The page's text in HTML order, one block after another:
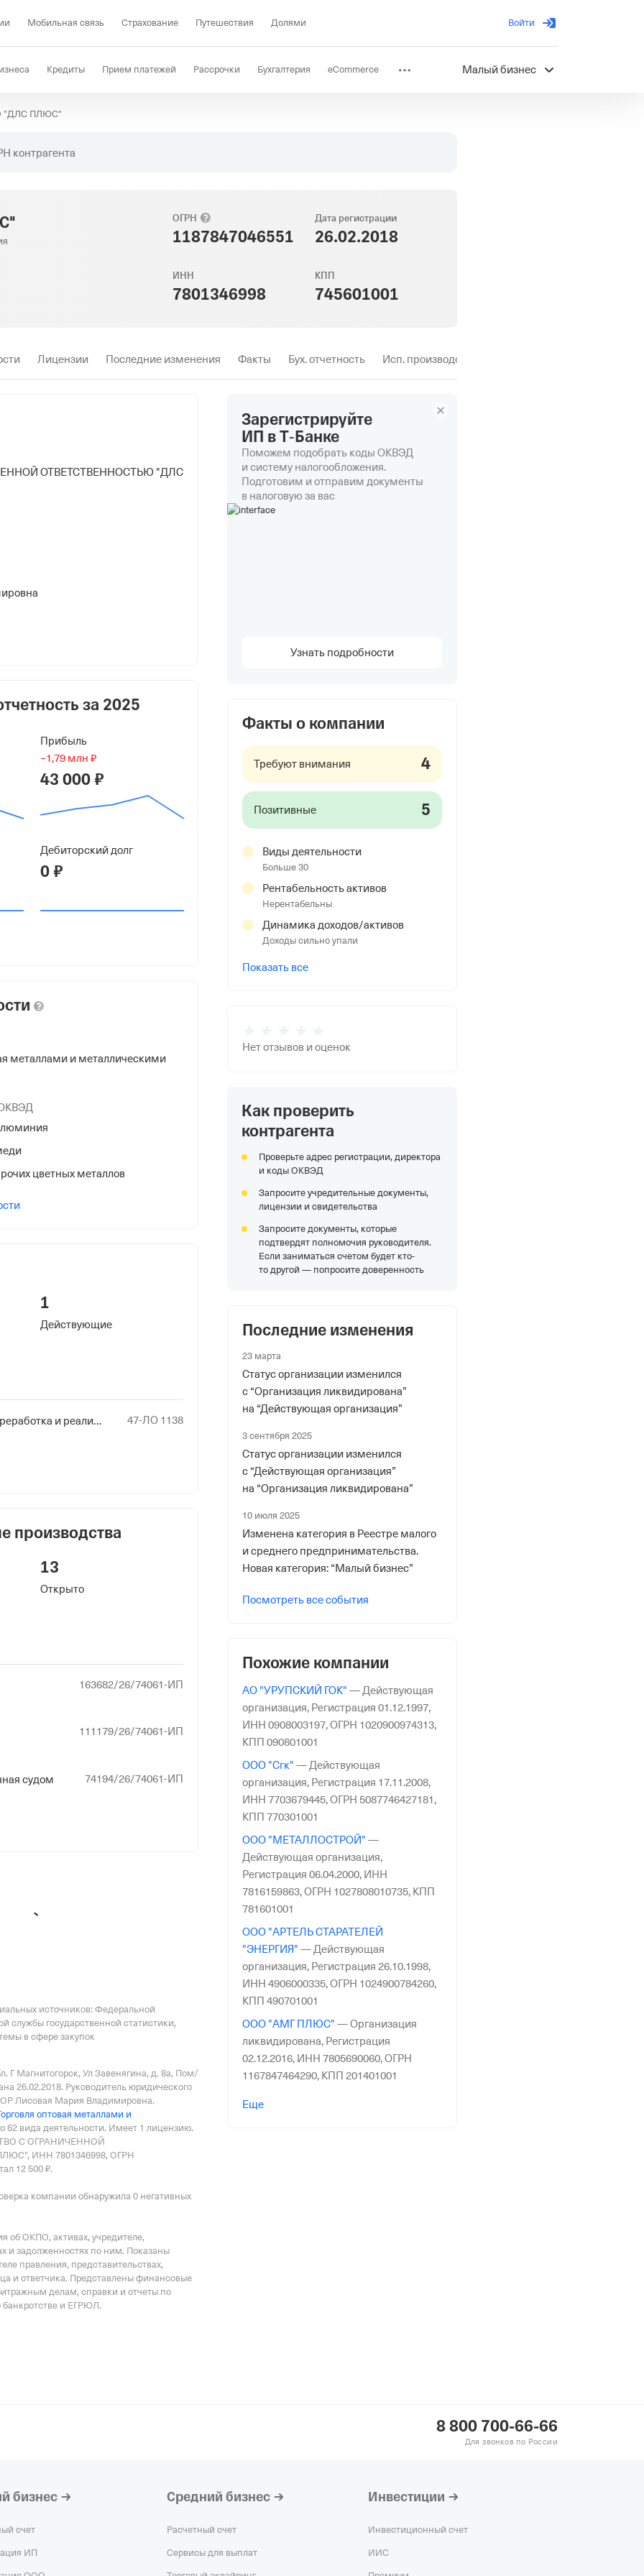
Мобильная связь Страхование Путешествия Долями Войти
Кредиты Прием платежей Рассрочки Бухгалтерия eCommerce
Депозиты
Малый бизнес
"ДЛС ПЛЮС"
контрагента
ОГРН
1187847046551
Дата регистрации
26.02.2018
ИНН
7801346998
КПП
745601001
Лицензии Последние изменения Факты Бух. отчетность Исп. производства
ОТВЕТСТВЕННОСТЬЮ "ДЛС
Г Магнитогорск, Ул Завенягина, д.
Федеральной Налоговой Службы
Магнитогорск гор., Карла Маркса
органа
ФссРФ
органа
и Социального Страхования
Челябинской обл.
за 2025
Прибыль
−1,79 млн ₽
43 000 ₽
Дебиторский долг
0 ₽
металлами и металлическими
цветных металлов
1
Действующие
Заготовка, хранение, переработка и реализация лома цветных металлов
47-ЛО 1138
производства
13
Открыто
163682/26/74061-ИП
111179/26/74061-ИП
судом
74194/26/74061-ИП
источников: Федеральной
службы государственной статистики,
в сфере закупок
Г Магнитогорск, Ул Завенягина, д. 8а, Пом/
26.02.2018. Руководитель юридического
Лисовая Мария Владимировна.
оптовая металлами и
62 вида деятельности. Имеет 1 лицензию.
С ОГРАНИЧЕННОЙ
ИНН 7801346998, ОГРН
12 500 ₽.
компании обнаружила 0 негативных
об ОКПО, активах, учредителе,
и задолженностях по ним. Показаны
правления, представительствах,
и ответчика. Представлены финансовые
делам, справки и отчеты по
банкротстве и ЕГРЮЛ.
Зарегистрируйте
ИП в Т‑Банке
Поможем подобрать коды ОКВЭД
и систему налогообложения.
Подготовим и отправим документы
в налоговую за вас
Узнать подробности
Факты о компании
Требуют внимания 4
Позитивные 5
Виды деятельности
Больше 30
Рентабельность активов
Нерентабельны
Динамика доходов/активов
Доходы сильно упали
Показать все
Нет отзывов и оценок
Как проверить
контрагента
Проверьте адрес регистрации, директора
и коды ОКВЭД
Запросите учредительные документы,
лицензии и свидетельства
Запросите документы, которые
подтвердят полномочия руководителя.
Если заниматься счетом будет кто-
то другой — попросите доверенность
Последние изменения
23 марта
Статус организации изменился
с “Организация ликвидирована”
на “Действующая организация”
3 сентября 2025
Статус организации изменился
с “Действующая организация”
на “Организация ликвидирована”
10 июля 2025
Изменена категория в Реестре малого
и среднего предпринимательства.
Новая категория: “Малый бизнес”
Посмотреть все события
Похожие компании
АО "УРУПСКИЙ ГОК" — Действующая
организация, Регистрация 01.12.1997,
ИНН 0908003197,ОГРН 1020900974313,
КПП 090801001
ООО "Сгк" — Действующая
организация, Регистрация 17.11.2008,
ИНН 7703679445,ОГРН 5087746427181,
КПП 770301001
ООО "МЕТАЛЛОСТРОЙ" —
Действующая организация,
Регистрация 06.04.2000, ИНН
7816159863,ОГРН 1027808010735, КПП
781601001
ООО "АРТЕЛЬ СТАРАТЕЛЕЙ
"ЭНЕРГИЯ" — Действующая
организация, Регистрация 26.10.1998,
ИНН 4906000335,ОГРН 1024900784260,
КПП 490701001
ООО "АМГ ПЛЮС" —Организация
ликвидирована, Регистрация
02.12.2016, ИНН 7805690060,ОГРН
1167847464290, КПП 201401001
ООО "УЗТМ"
Действующая
Еще
8 800 700-66-66
Для звонков по России
бизнес
счет
ИП
Средний бизнес
Расчетный счет
Сервисы для выплат
Инвестиции
Инвестиционный счет
ИИС